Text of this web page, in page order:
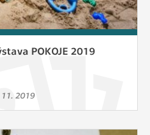
POKOJE 2019
2019